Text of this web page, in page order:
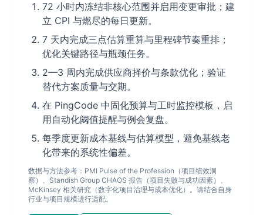
72 小时内冻结非核心范围并启用变更审批；建
立 CPI 与燃尽的每日更新。
7 天内完成三点估算重算与里程碑节奏重排；
优化关键路径与瓶颈任务。
2—3 周内完成供应商择价与条款优化；验证
替代方案质量与交期。
在 PingCode 中固化预算与工时监控模板，启
用自动化阈值提醒与例会复盘。
每季度更新成本基线与估算模型，避免基线老
化带来的系统性偏差。
数据与方法参考：PMI Pulse of the Profession（项目绩效洞
察）、Standish Group CHAOS 报告（项目失败与成功因素）、
McKinsey 相关研究（数字化项目治理与成本优化）。请结合自身
行业与项目规模进行适配。